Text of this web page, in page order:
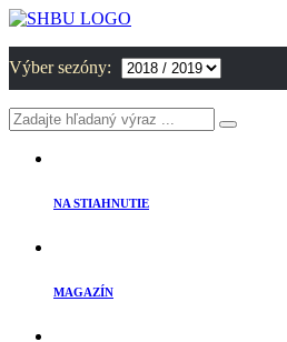
Výber sezóny:
NA STIAHNUTIE
MAGAZÍN